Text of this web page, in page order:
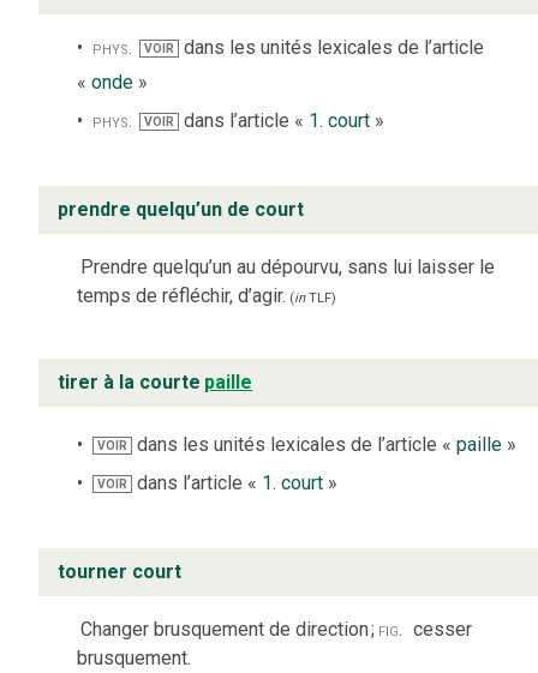
phys. VOIR dans les unités lexicales de l’article
« onde »
phys.
VOIR dans l’article « 1. court»
prendre quelqu’un de court
Prendre quelqu’un au dépourvu, sans lui laisser le
temps de réfléchir, d’agir. (inTLF)
tirer à la courte paille
VOIR dans les unités lexicales de l’article «paille »
VOIR dans l’article « 1. court »
tourner court
Changer brusquement de direction; fig.
cesser
brusquement.